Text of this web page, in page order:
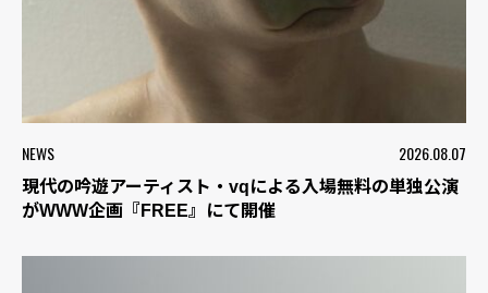
NEWS 2026.08.07
現代の吟遊アーティスト・vqによる入場無料の単独公演
がWWW企画『FREE』にて開催